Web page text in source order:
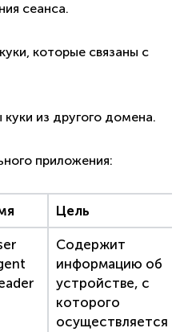
сеанса.
которые связаны с
из другого домена.
приложения:
Цель
Содержит
информацию об
устройстве, с
которого
осуществляется